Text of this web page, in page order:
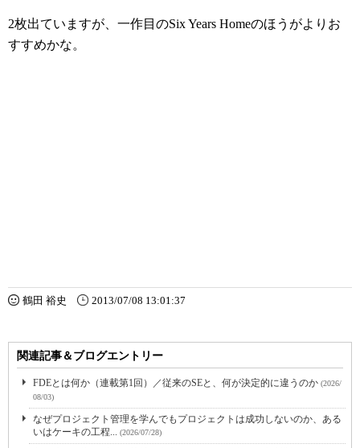
2枚出ていますが、一作目のSix Years Homeのほうがよりお
すすめかな。
鶴田 裕史 2013/07/08 13:01:37
関連記事＆ブログエントリー
FDEとは何か（連載第1回）／従来のSEと、何が決定的に違うのか (2026/
08/03)
なぜプロジェクト管理を学んでもプロジェクトは成功しないのか、ある
いはケーキの工程... (2026/07/28)